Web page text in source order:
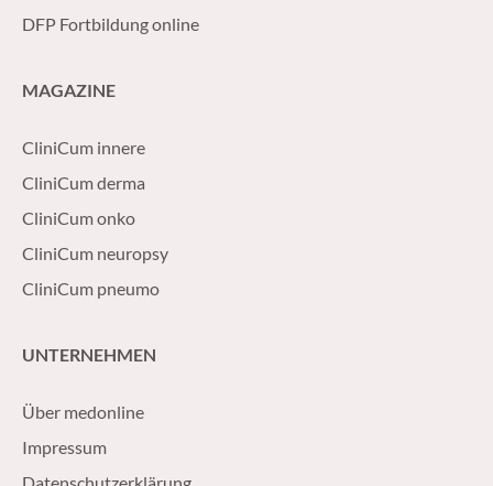
DFP Fortbildung online
MAGAZINE
CliniCum innere
CliniCum derma
CliniCum onko
CliniCum neuropsy
CliniCum pneumo
UNTERNEHMEN
Über medonline
Impressum